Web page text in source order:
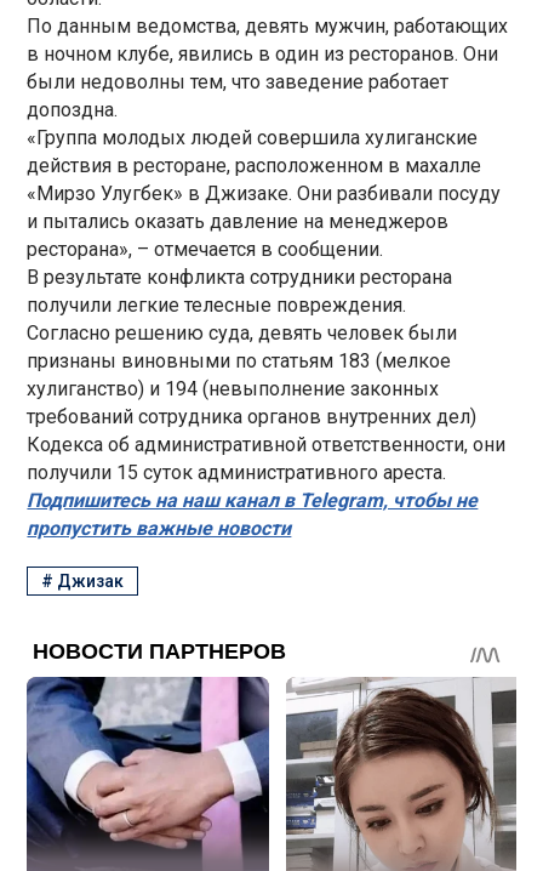
По данным ведомства, девять мужчин, работающих
в ночном клубе, явились в один из ресторанов. Они
были недоволны тем, что заведение работает
допоздна.
«Группа молодых людей совершила хулиганские
действия в ресторане, расположенном в махалле
«Мирзо Улугбек» в Джизаке. Они разбивали посуду
и пытались оказать давление на менеджеров
ресторана», – отмечается в сообщении.
В результате конфликта сотрудники ресторана
получили легкие телесные повреждения.
Согласно решению суда, девять человек были
признаны виновными по статьям 183 (мелкое
хулиганство) и 194 (невыполнение законных
требований сотрудника органов внутренних дел)
Кодекса об административной ответственности, они
получили 15 суток административного ареста.
Подпишитесь на наш канал в Telegram, чтобы не
пропустить важные новости
# Джизак